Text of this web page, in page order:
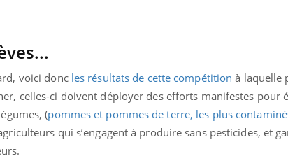
voici donc les résultats de cette compétition à laquelle
celles-ci doivent déployer des efforts manifestes pour
(pommes et pommes de terre, les plus
qui s’engagent à produire sans pesticides, et